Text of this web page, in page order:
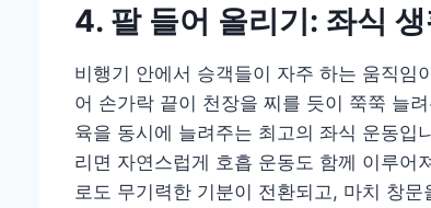
4. 팔 들어 올리기: 좌식
비행기 안에서 승객들이 자주 하는 움직임
어 손가락 끝이 천장을 찌를 듯이 쭉쭉 늘
육을 동시에 늘려주는 최고의 좌식 운동입
리면 자연스럽게 호흡 운동도 함께 이루어
로도 무기력한 기분이 전환되고, 마치 창